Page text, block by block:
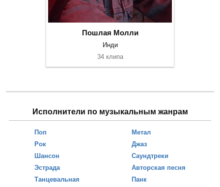
Пошлая Молли
Инди
34 клипа
Исполнители по музыкальным жанрам
Поп
Рок
Шансон
Эстрада
Танцевальная
Метал
Джаз
Саундтреки
Авторская песня
Панк